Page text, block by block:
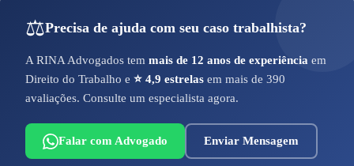
⚖️Precisa de ajuda com seu caso trabalhista?
A RINA Advogados tem mais de 12 anos de experiência em
Direito do Trabalho e ⭐ 4,9 estrelas em mais de 390
avaliações. Consulte um especialista agora.
Falar com Advogado Enviar Mensagem